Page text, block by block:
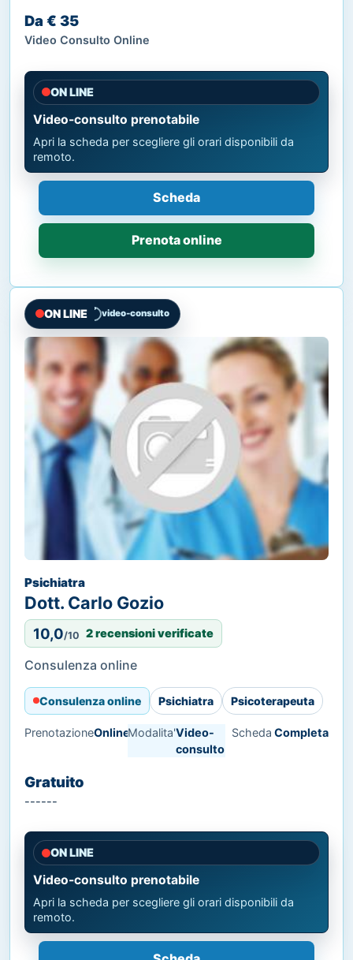
Da € 35
Video Consulto Online
ON LINE
Video-consulto prenotabile
Apri la scheda per scegliere gli orari disponibili da
remoto.
Scheda
Prenota online
ON LINE video-consulto
Psichiatra
Dott. Carlo Gozio
10,0/10 2 recensioni verificate
Consulenza online
Consulenza online Psichiatra Psicoterapeuta
PrenotazioneOnlineModalita'Video-
consulto
Scheda Completa
Gratuito
------
ON LINE
Video-consulto prenotabile
Apri la scheda per scegliere gli orari disponibili da
remoto.